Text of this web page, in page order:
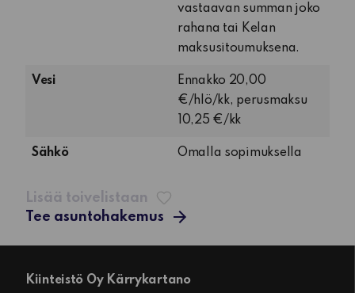
vastaavan summan joko
rahana tai Kelan
maksusitoumuksena.
Vesi
Ennakko 20,00
€/hlö/kk, perusmaksu
10,25 €/kk
Sähkö Omalla sopimuksella
Lisää toivelistaan
Tee asuntohakemus
Kiinteistö Oy Kärrykartano